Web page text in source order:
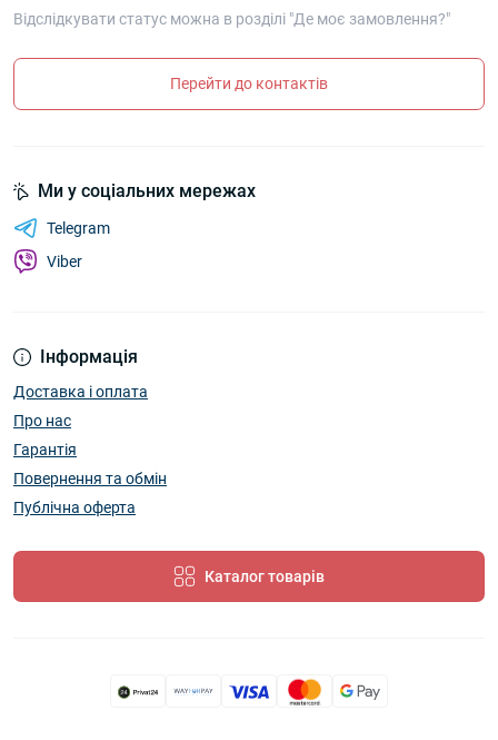
Відслідкувати статус можна в розділі "Де моє замовлення?"
Перейти до контактів
Інформація
Доставка і оплата
Про нас
Гарантія
Повернення та обмін
Публічна оферта
Каталог товарів
Ми у соціальних мережах
Telegram
Viber